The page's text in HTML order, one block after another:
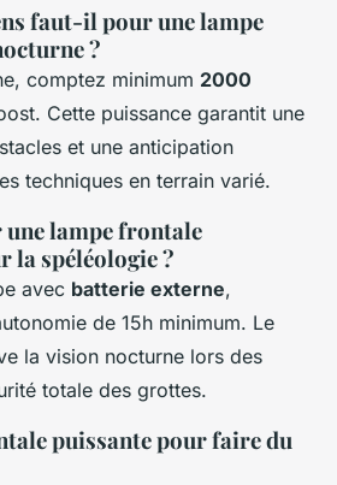
faut-il pour une lampe
?
comptez minimum 2000
Cette puissance garantit une
et une anticipation
techniques en terrain varié.
lampe frontale
la spéléologie ?
avec batterie externe,
de 15h minimum. Le
la vision nocturne lors des
totale des grottes.
puissante pour faire du